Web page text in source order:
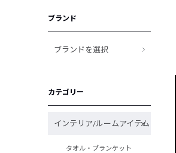
ブランド
ブランドを選択
カテゴリー
インテリア/ルームアイテム
タオル・ブランケット